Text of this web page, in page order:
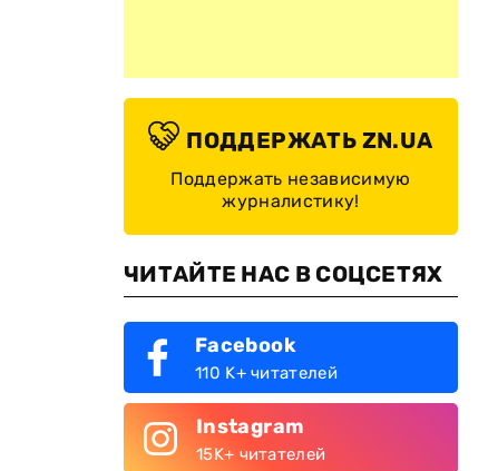
ПОДДЕРЖАТЬ ZN.UA
Поддержать независимую
журналистику!
ЧИТАЙТЕ НАС В СОЦСЕТЯХ
Facebook
110 K+ читателей
Instagram
15K+ читателей